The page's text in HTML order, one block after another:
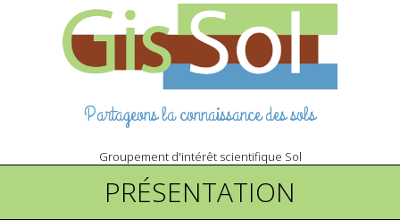
Partageons la connaissance des sols
Groupement d'intérêt scientifique Sol
PRÉSENTATION